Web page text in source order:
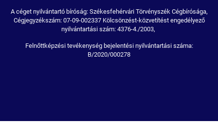
A céget nyilvántartó bíróság: Székesfehérvári Törvényszék Cégbírósága,
Cégjegyzékszám: 07-09-002337 Kölcsönzést-közvetítést engedélyező
nyilvántartási szám: 4376-4./2003,
Felnőttképzési tevékenység bejelentési nyilvántartási száma:
B/2020/000278